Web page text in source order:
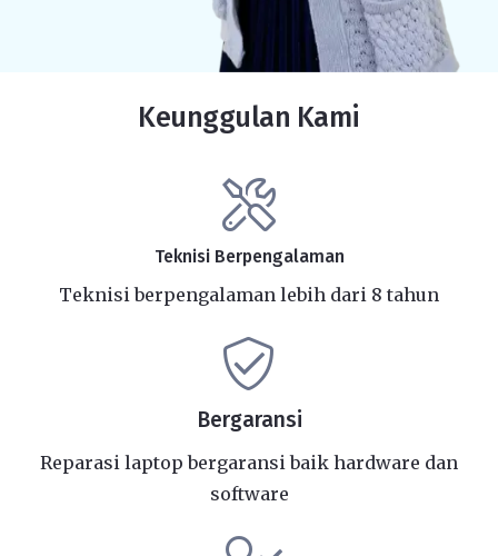
Keunggulan Kami
Teknisi Berpengalaman
Teknisi berpengalaman lebih dari 8 tahun
Bergaransi
Reparasi laptop bergaransi baik hardware dan
software